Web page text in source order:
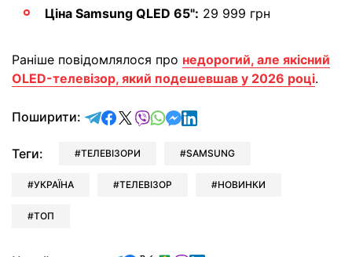
Ціна Samsung QLED 65": 29 999 грн
Раніше повідомлялося про недорогий, але якісний
OLED-телевізор, який подешевшав у 2026 році.
Поширити: відправити у Telegram
поділитись у Facebook
поділитись у X
відправити у Viber
відправити у Whatsapp
відправити у Messenger
відправити у LinkedIn
Теги: ТЕЛЕВІЗОРИ SAMSUNG
УКРАЇНА ТЕЛЕВІЗОР НОВИНКИ
ТОП